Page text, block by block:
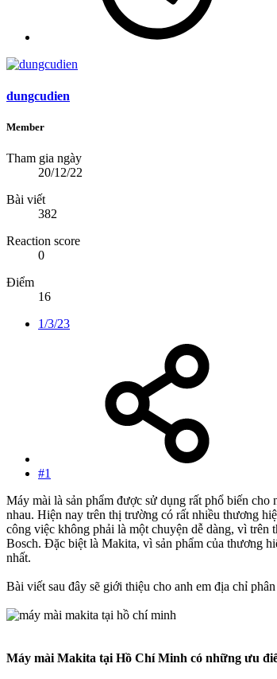
dungcudien
Member
Tham gia ngày
20/12/22
Bài viết
382
Reaction score
0
Điểm
16
1/3/23
#1
Máy mài là sản phẩm được sử dụng rất phổ biến
nhau. Hiện nay trên thị trường có rất nhiều thương
công việc không phải là một chuyện dễ dàng, vì trên
Bosch. Đặc biệt là Makita, vì sản phẩm của thương
nhất.
Bài viết sau đây sẽ giới thiệu cho anh em địa chỉ
Máy mài Makita tại Hồ Chí Minh có những ưu